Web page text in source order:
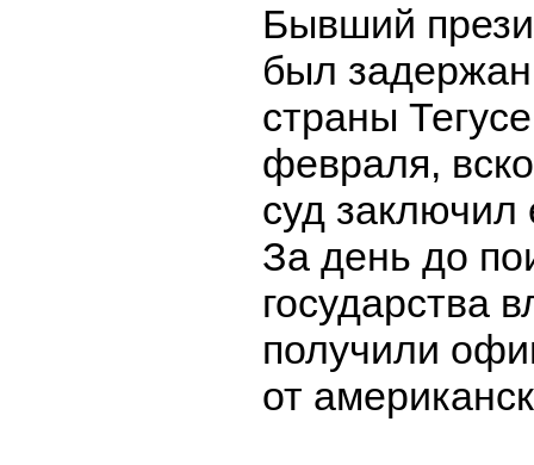
Бывший
был
страны
февраля,
суд заключил
За день до
государства
получили
от